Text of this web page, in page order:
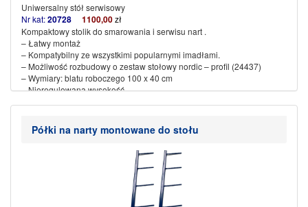
Uniwersalny stół serwisowy
Nr kat:20728 1100,00zł
Kompaktowy stolik do smarowania i serwisu nart .
– Łatwy montaż
– Kompatybilny ze wszystkimi popularnymi imadłami.
– Możliwość rozbudowy o zestaw stołowy nordic – profil (24437)
– Wymiary: blatu roboczego 100 x 40 cm
– Nieregulowana wysokość
(więcej…)
Półki na narty montowane do stołu